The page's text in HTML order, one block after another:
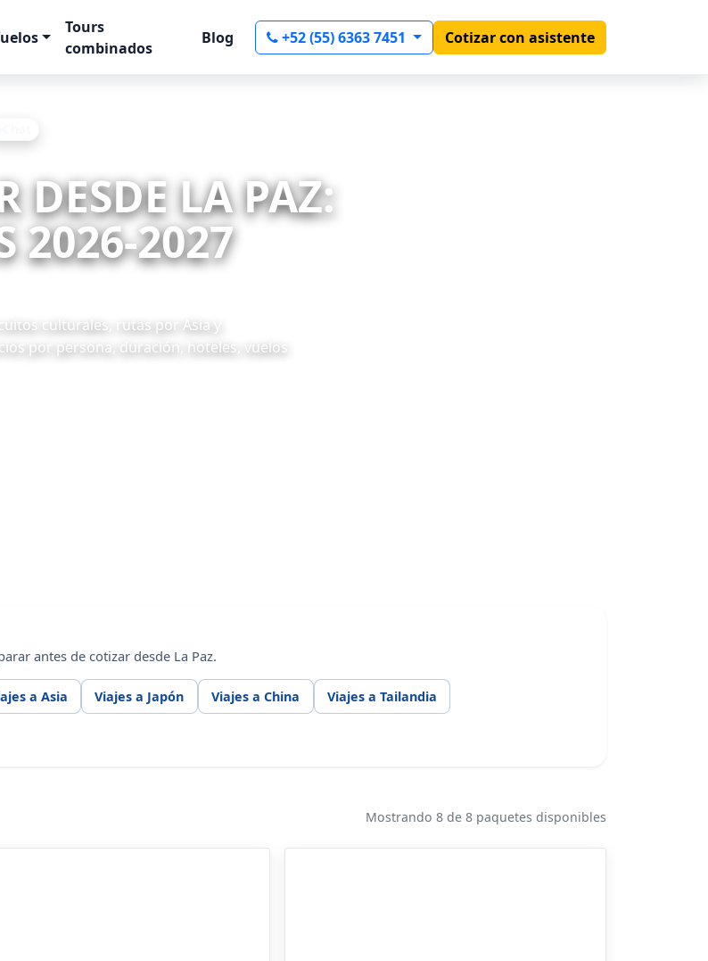
Tours
combinados
Blog +52 (55) 6363 7451 Cotizar con asistente
DESDE LA PAZ:
2026-2027
culturales, rutas por Asia y
por persona, duración, hoteles, vuelos
antes de cotizar desde La Paz.
a Asia Viajes a Japón Viajes a China Viajes a Tailandia
Mostrando 8 de 8 paquetes disponibles